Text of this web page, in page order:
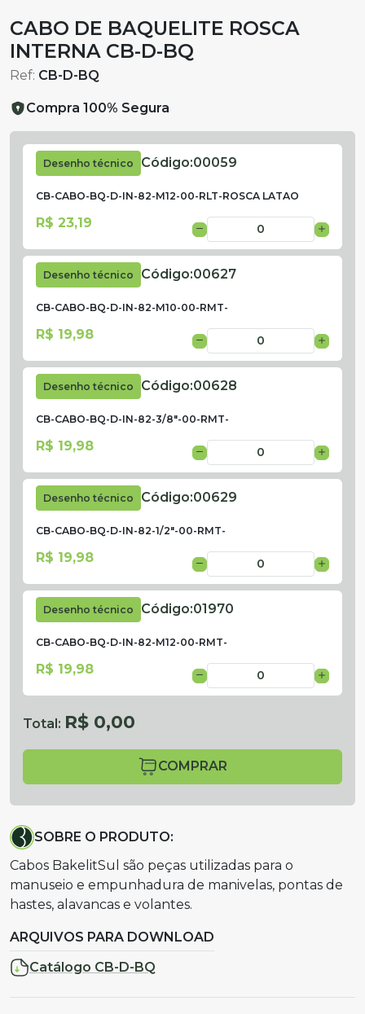
CABO DE BAQUELITE ROSCA
INTERNA CB-D-BQ
Ref: CB-D-BQ
Compra 100% Segura
Desenho técnico Código:00059
CB-CABO-BQ-D-IN-82-M12-00-RLT-ROSCA LATAO
R$ 23,19
Desenho técnico Código:00627
CB-CABO-BQ-D-IN-82-M10-00-RMT-
R$ 19,98
Desenho técnico Código:00628
CB-CABO-BQ-D-IN-82-3/8"-00-RMT-
R$ 19,98
Desenho técnico Código:00629
CB-CABO-BQ-D-IN-82-1/2"-00-RMT-
R$ 19,98
Desenho técnico Código:01970
CB-CABO-BQ-D-IN-82-M12-00-RMT-
R$ 19,98
Total: R$ 0,00
COMPRAR
SOBRE O PRODUTO:
Cabos BakelitSul são peças utilizadas para o
manuseio e empunhadura de manivelas, pontas de
hastes, alavancas e volantes.
ARQUIVOS PARA DOWNLOAD
Catálogo CB-D-BQ